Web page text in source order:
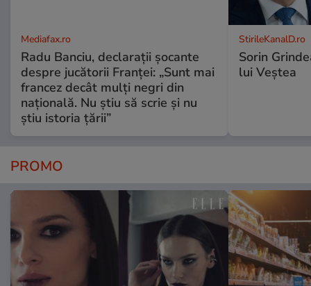
Mediafax.ro
Radu Banciu, declarații șocante
despre jucătorii Franței: „Sunt mai
francez decât mulți negri din
națională. Nu știu să scrie și nu
știu istoria țării”
StirileKanalD.ro
Sorin
lui Veștea
PROMO